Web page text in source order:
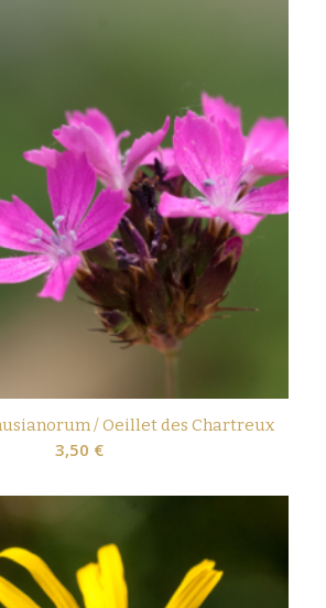
/ Oeillet des Chartreux
3,50 €